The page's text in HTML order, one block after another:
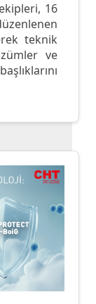
16
teknik
ve